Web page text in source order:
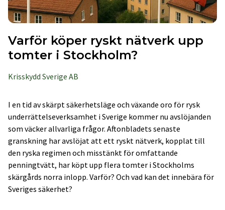
Varför köper ryskt nätverk upp
tomter i Stockholm?
Krisskydd Sverige AB
I en tid av skärpt säkerhetsläge och växande oro för rysk
underrättelseverksamhet i Sverige kommer nu avslöjanden
som väcker allvarliga frågor. Aftonbladets senaste
granskning har avslöjat att ett ryskt nätverk, kopplat till
den ryska regimen och misstänkt för omfattande
penningtvätt, har köpt upp flera tomter i Stockholms
skärgårds norra inlopp. Varför? Och vad kan det innebära för
Sveriges säkerhet?